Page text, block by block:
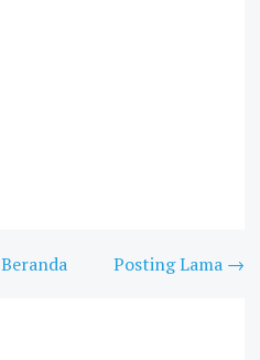
Posting Lama →
Beranda